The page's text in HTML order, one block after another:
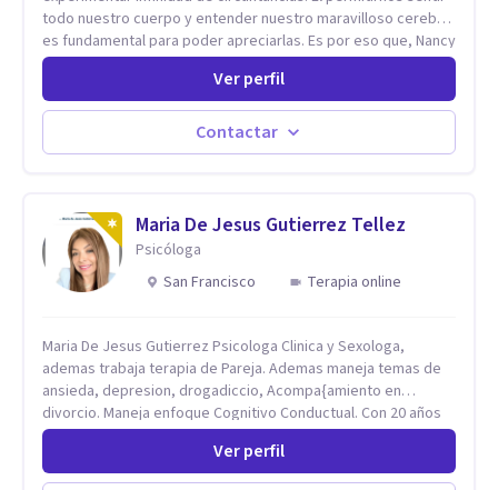
todo nuestro cuerpo y entender nuestro maravilloso cerebro,
es fundamental para poder apreciarlas. Es por eso que, Nancy
Damian esta dispuesta a brindarte una mano amiga atravez de
herramientas fundamentales para crecer y fortalecer tu
mente, alma y SER. El cómo percibimos y manejamos
nuestros diarios sucesos es el detonator que nos lleva al
resultado de efectos impactantes que se nos quedaran
es derecho de toda la GENTE.
Ver perfil
Contactar
Maria De Jesus Gutierrez Tellez
Psicóloga
San Francisco
Terapia online
Maria De Jesus Gutierrez Psicologa Clinica y Sexologa,
ademas trabaja terapia de Pareja. Ademas maneja temas de
ansieda, depresion, drogadiccio, Acompa{amiento en
divorcio. Maneja enfoque Cognitivo Conductual. Con 20 años
de experiencia, constantemente capacitandose en las
diferntes areas de la Salud Mental.
Ver perfil